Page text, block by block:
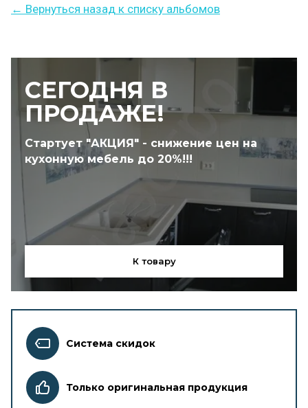
СЕГОДНЯ В
ПРОДАЖЕ!
Стартует "АКЦИЯ" - снижение цен на
кухонную мебель до 20%!!!
К товару
← Вернуться назад к списку альбомов
Система скидок
Только оригинальная продукция